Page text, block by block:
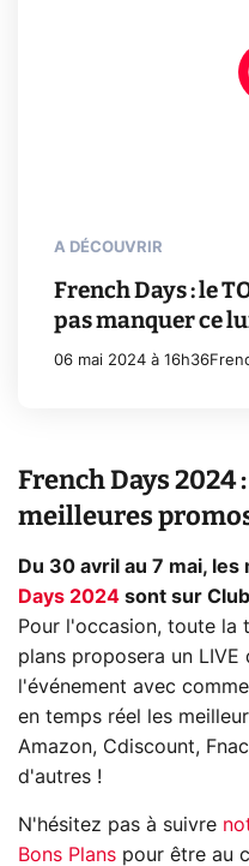
A DÉCOUVRIR
French Days : le
pas manquer ce
06 mai 2024 à 16h36
French Days 2024
meilleures
Du 30 avril au 7 mai,
Days 2024 sont sur
Pour l'occasion, toute la
plans proposera un
l'événement avec
en temps réel les
Amazon, Cdiscount,
d'autres !
N'hésitez pas à suivre
Bons Plans pour être au